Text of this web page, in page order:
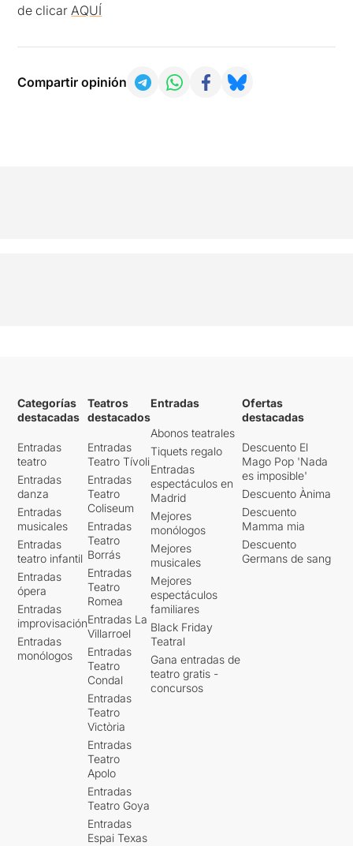
de clicarAQUÍ
Compartir opinión
Categorías
destacadas
Entradas
teatro
Entradas
danza
Entradas
musicales
Entradas
teatro infantil
Entradas
ópera
Entradas
improvisación
Entradas
monólogos
Teatros
destacados
Entradas
Teatro Tívoli
Entradas
Teatro
Coliseum
Entradas
Teatro
Borrás
Entradas
Teatro
Romea
Entradas La
Villarroel
Entradas
Teatro
Condal
Entradas
Teatro
Victòria
Entradas
Teatro
Apolo
Entradas
Teatro Goya
Entradas
Espai Texas
Entradas
Abonos teatrales
Tiquets regalo
Entradas
espectáculos en
Madrid
Mejores
monólogos
Mejores
musicales
Mejores
espectáculos
familiares
Black Friday
Teatral
Gana entradas de
teatro gratis -
concursos
Ofertas
destacadas
Descuento El
Mago Pop 'Nada
es imposible'
Descuento Ànima
Descuento
Mamma mia
Descuento
Germans de sang